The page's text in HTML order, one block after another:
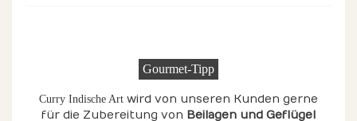
Gourmet-Tipp
Curry Indische Art wird von unseren Kunden gerne
für die Zubereitung von Beilagen und Geflügel